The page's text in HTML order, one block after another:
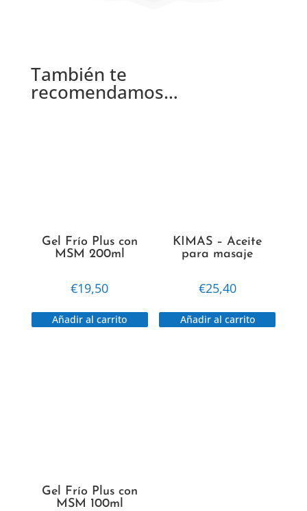
También te
recomendamos…
Gel Frío Plus con
MSM 200ml
€19,50
Añadir al carrito
KIMAS – Aceite
para masaje
€25,40
Añadir al carrito
Gel Frío Plus con
MSM 100ml